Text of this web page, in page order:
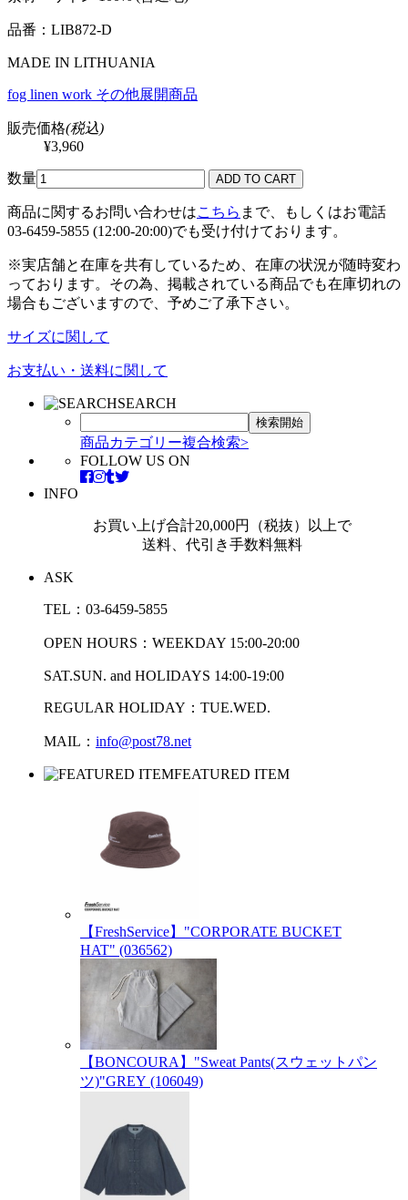
品番：LIB872-D
MADE IN LITHUANIA
fog linen work その他展開商品
販売価格(税込)
¥3,960
数量
商品に関するお問い合わせはこちら まで、もしくはお電話
03-6459-5855 (12:00-20:00)でも受け付けております。
※実店舗と在庫を共有しているため、在庫の状況が随時変わ
っております。その為、掲載されている商品でも在庫切れの
場合もございますので、予めご了承下さい。
サイズに関して
お支払い・送料に関して
SEARCH
商品カテゴリー複合検索>
FOLLOW US ON
INFO
お買い上げ合計20,000円（税抜）以上で
送料、代引き手数料無料
ASK
TEL：03-6459-5855
OPEN HOURS：WEEKDAY 15:00-20:00
SAT.SUN. and HOLIDAYS 14:00-19:00
REGULAR HOLIDAY：TUE.WED.
MAIL： info@post78.net
FEATURED ITEM
【FreshService】"CORPORATE BUCKET
HAT" (036562)
【BONCOURA】"Sweat Pants(スウェットパン
ツ)"GREY (106049)